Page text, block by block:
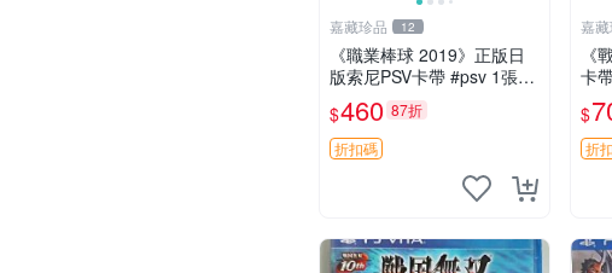
嘉藏珍品 12
《職業棒球 2019》正版日
版索尼PSV卡帶 #psv 1張，
同時購第二張起可減張， 成
色如圖，原相機拍攝，一卡
一拍，因相機，光線環境等
因素，成色可能
$460 87折
折扣碼
嘉
《
卡
可
拍
光
與
$
折